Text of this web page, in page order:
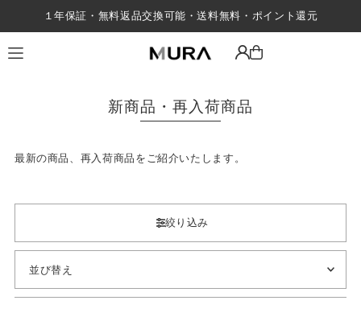
Translation missing: ja.accessibility.skip_to_text
１年保証・無料返品交換可能・送料無料・ポイント還元
新商品・再入荷商品
最新の商品、再入荷商品をご紹介いたします。
絞り込み
オススメ